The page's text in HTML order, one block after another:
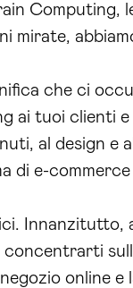
Computing,
mirate,
che ci
ai tuoi clienti
al design e
di e-
Innanzitutto,
online e